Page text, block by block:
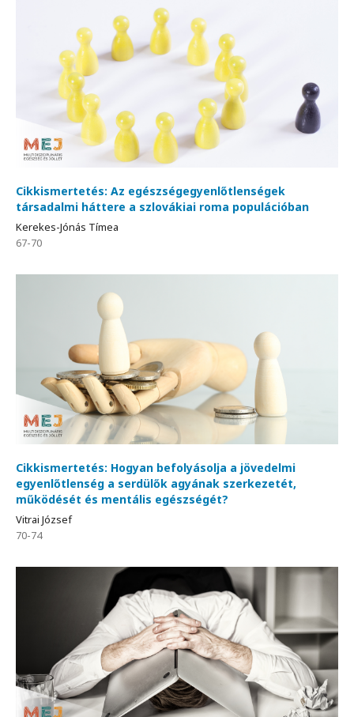
Cikkismertetés: Az egészségegyenlőtlenségek
társadalmi háttere a szlovákiai roma populációban
Kerekes-Jónás Tímea
67-70
Cikkismertetés: Hogyan befolyásolja a jövedelmi
egyenlőtlenség a serdülők agyának szerkezetét,
működését és mentális egészségét?
Vitrai József
70-74